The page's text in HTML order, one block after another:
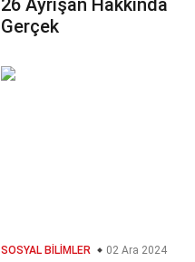
26 Ayrışan Hakkında
Gerçek
SOSYAL BILIMLER 02 Ara 2024